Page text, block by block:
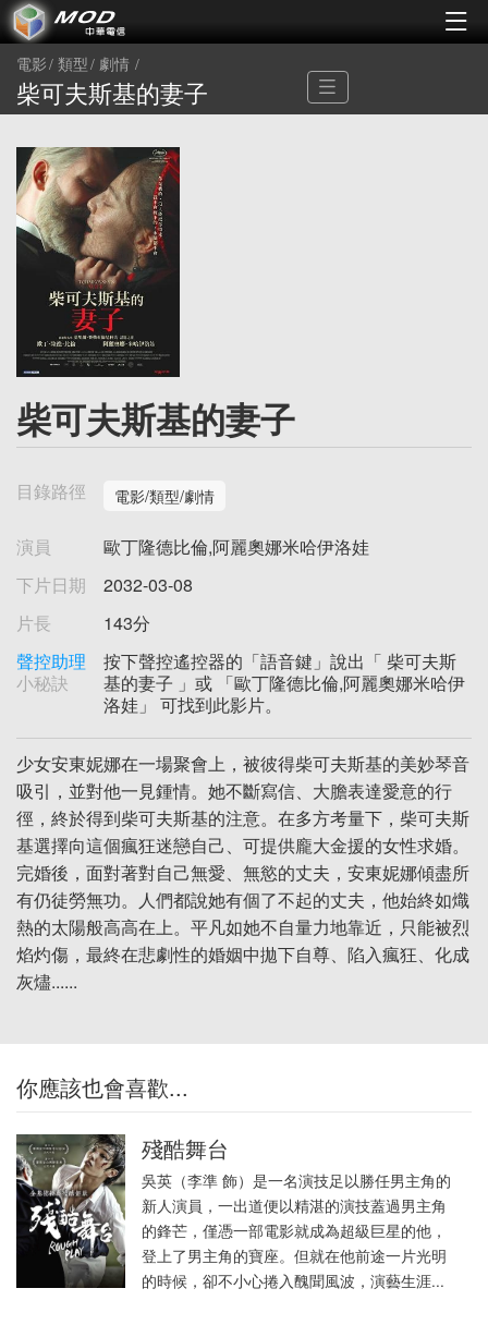
電影 類型 劇情
柴可夫斯基的妻子
柴可夫斯基的妻子
目錄路徑 電影/類型/劇情
演員
歐丁隆德比倫,阿麗奧娜米哈伊洛娃
下片日期
2032-03-08
片長
143分
聲控助理
小秘訣
按下聲控遙控器的「語音鍵」說出「 柴可夫斯
基的妻子 」或 「歐丁隆德比倫,阿麗奧娜米哈伊
洛娃」 可找到此影片。
少女安東妮娜在一場聚會上，被彼得柴可夫斯基的美妙琴音
吸引，並對他一見鍾情。她不斷寫信、大膽表達愛意的行
徑，終於得到柴可夫斯基的注意。在多方考量下，柴可夫斯
基選擇向這個瘋狂迷戀自己、可提供龐大金援的女性求婚。
完婚後，面對著對自己無愛、無慾的丈夫，安東妮娜傾盡所
有仍徒勞無功。人們都說她有個了不起的丈夫，他始終如熾
熱的太陽般高高在上。平凡如她不自量力地靠近，只能被烈
焰灼傷，最終在悲劇性的婚姻中拋下自尊、陷入瘋狂、化成
灰燼......
你應該也會喜歡...
殘酷舞台
吳英（李準 飾）是一名演技足以勝任男主角的
新人演員，一出道便以精湛的演技蓋過男主角
的鋒芒，僅憑一部電影就成為超級巨星的他，
登上了男主角的寶座。但就在他前途一片光明
的時候，卻不小心捲入醜聞風波，演藝生涯...